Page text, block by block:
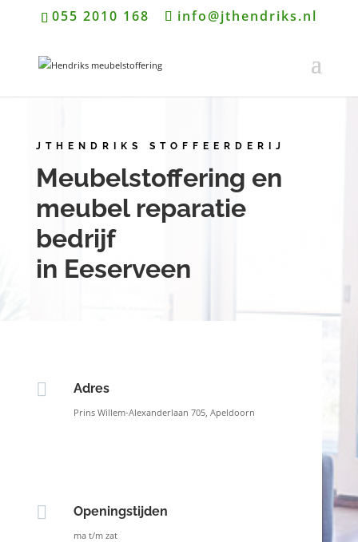
055 2010 168 info@jthendriks.nl
JTHENDRIKS STOFFEERDERIJ
Meubelstoffering en
meubel reparatie
bedrijf
in Eeserveen
 Adres
Prins Willem-Alexanderlaan 705, Apeldoorn
 Openingstijden
ma t/m zat